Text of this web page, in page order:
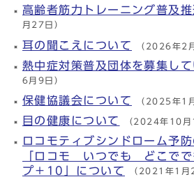
高齢者筋力トレーニング普及
月27日）
耳の聞こえについて （2026年2
熱中症対策普及団体を募集して
6月9日）
保健協議会について （2025年1
目の健康について （2024年10月
ロコモティブシンドローム予
「ロコモ いつでも どこで
プ＋10」について
（2021年1月